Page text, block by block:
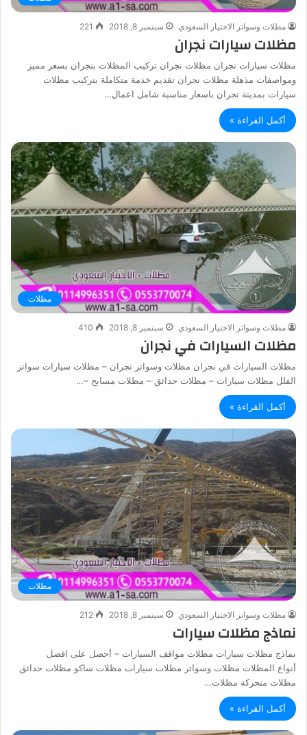
مظلات وسواتر الاختيار السعودي سبتمبر 8, 2018 221
مظلات سيارات نجران
مظلات سيارات نجران مظلات نجران تركيب المظلات بنجران بسعر مميز
ومواصفات مذهلة مظلات نجران تقديم خدمة متكاملة بتركيب مظلات
سيارات بمدينة نجران باسعار مناسبة شامل اعمال…
أكمل القراءة »
مظلات
مظلات وسواتر الاختيار السعودي سبتمبر 8, 2018 410
مظلات السيارات في نجران
مظلات السيارات في نجران مظلات وسواتر نجران – مظلات سيارات سواتر
الفلل مظلات سيارات – مظلات حدائق – مظلات مسابح –…
أكمل القراءة »
مظلات
مظلات وسواتر الاختيار السعودي سبتمبر 8, 2018 212
نماذج مظلات سيارات
نماذج مظلات سيارات مظلات مواقف السيارات – أحصل على افضل
أنواع المظلات مظلات وسواتر مظلات سيارات مظلات ساكو مظلات حدائق
مظلات متحركة مظلات…
أكمل القراءة »